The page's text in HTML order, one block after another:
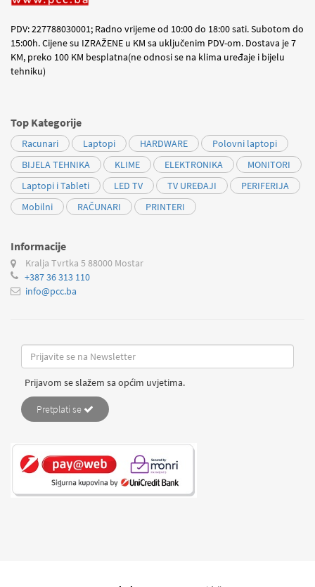
PDV: 227788030001; Radno vrijeme od 10:00 do 18:00 sati. Subotom do
15:00h. Cijene su IZRAŽENE u KM sa uključenim PDV-om. Dostava je 7
KM, preko 100 KM besplatna(ne odnosi se na klima uređaje i bijelu
tehniku)
Top Kategorije
Racunari Laptopi HARDWARE
Polovni laptopi
BIJELA TEHNIKA
KLIME ELEKTRONIKA
MONITORI
Laptopi i Tableti
LED TV TV UREĐAJI
PERIFERIJA
Mobilni
RAČUNARI PRINTERI
Informacije
Kralja Tvrtka 5 88000 Mostar
+387 36 313 110
info@pcc.ba
Prijavom se slažem sa općim uvjetima.
Pretplati se